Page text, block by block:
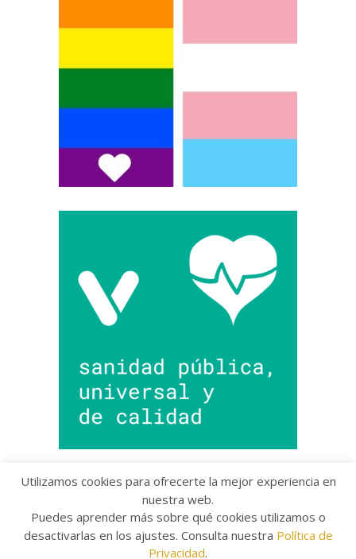
Copyright © 2022 Grupo Provincial Toma la Palabra
Aviso legal /Política de Privacidad/Política de
Cookies
Utilizamos cookies para ofrecerte la mejor experiencia en
nuestra web.
Puedes aprender más sobre qué cookies utilizamos o
desactivarlas en los ajustes. Consulta nuestra Política de
Privacidad.